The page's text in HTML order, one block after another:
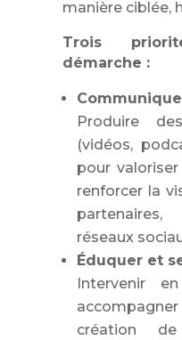
manière ciblée,
Trois
démarche :
Produire
(vidéos,
pour
renforcer la
réseaux
Éduquer et
Intervenir
création